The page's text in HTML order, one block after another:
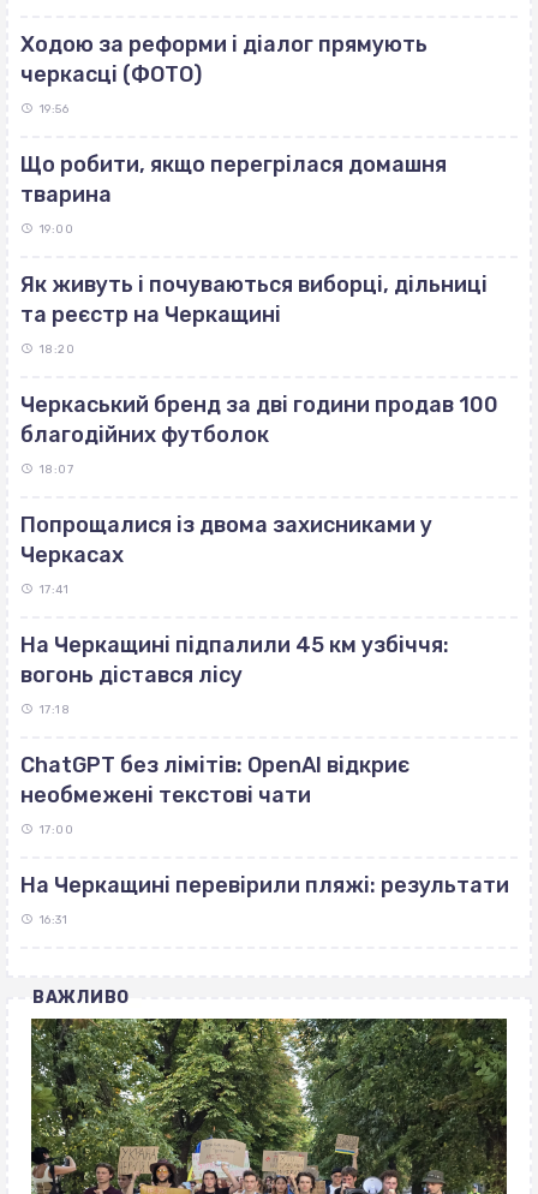
Ходою за реформи і діалог прямують
черкасці (ФОТО)
19:56
Що робити, якщо перегрілася домашня
тварина
19:00
Як живуть і почуваються виборці, дільниці
та реєстр на Черкащині
18:20
Черкаський бренд за дві години продав 100
благодійних футболок
18:07
Попрощалися із двома захисниками у
Черкасах
17:41
На Черкащині підпалили 45 км узбіччя:
вогонь дістався лісу
17:18
ChatGPT без лімітів: OpenAI відкриє
необмежені текстові чати
17:00
На Черкащині перевірили пляжі: результати
16:31
ВАЖЛИВО